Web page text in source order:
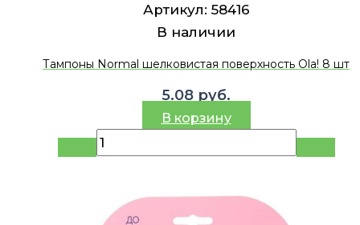
Артикул: 58416
В наличии
Тампоны Normal шелковистая поверхность Ola! 8 шт
5.08 руб.
В корзину